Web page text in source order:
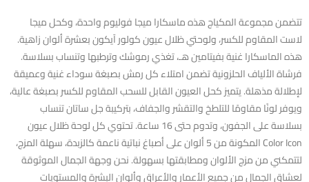
تتضمن مجموعة المكياج هذه ماسكارا ميجا فوليوم واحدة، وكحل ميجا
لاست المقاوم للكسر، ولوحتي ظلال عيون كولور آيكون بعشرة ألوان زاهية.
هذه الماسكارا غنية بفيتامين هـ، تغذي رموشك وترطبها وتنساب بسلاسة.
فرشاة الألياف الحلزونية تضمن امتلاء كل رمش بصبغة سوداء غنية وعميقة
لإطلالة مذهلة. يتميز كحل العيون القابل للسحب المقاوم للكسر بصبغة عالية،
ويوفر لونًا مقاومًا للتلطخ والتقشر والجفاف، بتركيبة جل ساتان تنساب
بسلاسة على الجفون، وتدوم حتى 16 ساعة. تحتوي كل لوحة ظلال عيون
Color Icon المكونة من 5 ألوان على أصباغ نباتية ناعمة كالزبدة، سهلة المزج،
لتتمكني من مزج الألوان ومطابقتها بسهولة. نحن وجهة الجمال الموثوقة
لعشاق الجمال من جميع الأعمار والأعراق وألوان البشرة والمستويات